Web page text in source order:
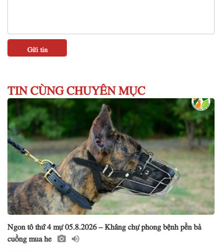
TIN CÙNG CHUYÊN MỤC
Ngon tô thứ 4 mự 05.8.2026 – Khâng chự phong bệnh pền bả
cuồng mua he